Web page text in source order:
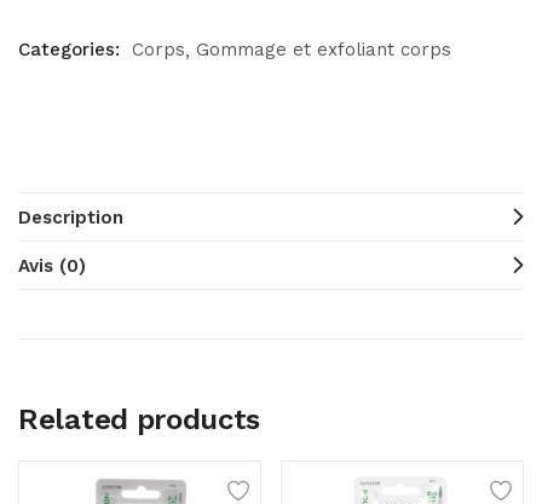
Categories: Corps Gommage et exfoliant corps
Description
Avis (0)
Related products